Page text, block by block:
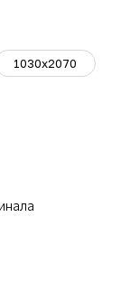
1030x2070